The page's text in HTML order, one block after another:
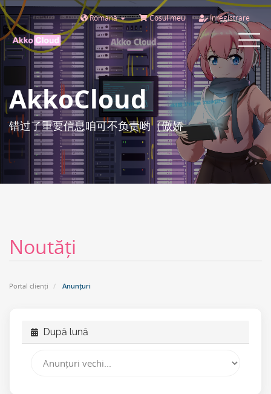
Română Coșul meu Înregistrare
Toggle
AkkoCloud
错过了重要信息咱可不负责哟（傲娇
Noutăți
Portal clienți Anunțuri
După lună